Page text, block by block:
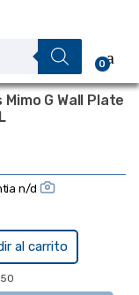
0
G Wall Plate
n/d
al carrito